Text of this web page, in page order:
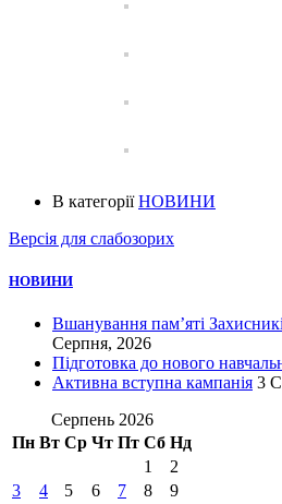
В категоріїНОВИНИ
Версія для слабозорих
НОВИНИ
Вшанування пам’яті
Серпня, 2026
Підготовка до нового
Активна вступна кампанія 3
Серпень 2026
Пн Вт Ср Чт Пт Сб Нд
1
2
3
4 5 6 7 8
9